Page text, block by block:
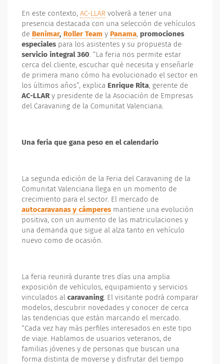
En este contexto, AC-LLAR volverá a tener una
presencia destacada con una selección de vehículos
de Benimar, Roller Team y Panama, promociones
especiales para los asistentes y su propuesta de
servicio integral 360. “La feria nos permite estar
cerca del cliente, escuchar qué necesita y enseñarle
de primera mano cómo ha evolucionado el sector en
los últimos años”, explica Enrique Rita, gerente de
AC-LLAR y presidente de la Asociación de Empresas
del Caravaning de la Comunitat Valenciana.
Una feria que gana peso en el calendario
La segunda edición de la Feria del Caravaning de la
Comunitat Valenciana llega en un momento de
crecimiento para el sector. El mercado de
autocaravanas y cámperes mantiene una evolución
positiva, con un aumento de las matriculaciones y
una demanda que sigue al alza tanto en vehículo
nuevo como de ocasión.
La feria reunirá durante tres días una amplia
exposición de vehículos, equipamiento y servicios
vinculados al caravaning. El visitante podrá comparar
modelos, descubrir novedades y conocer de cerca
las tendencias que están marcando el mercado.
“Cada vez hay más perfiles interesados en este tipo
de viaje. Hablamos de usuarios veteranos, de
familias jóvenes y de personas que buscan una
forma distinta de moverse y disfrutar del tiempo